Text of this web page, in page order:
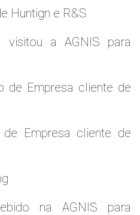
Huntign e R&S
visitou a AGNIS para
de Empresa cliente de
Empresa cliente de
na AGNIS para